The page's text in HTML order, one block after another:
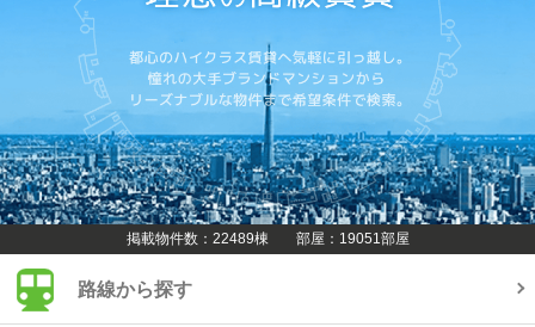
掲載物件数：22489棟 部屋：19051部屋
路線から探す